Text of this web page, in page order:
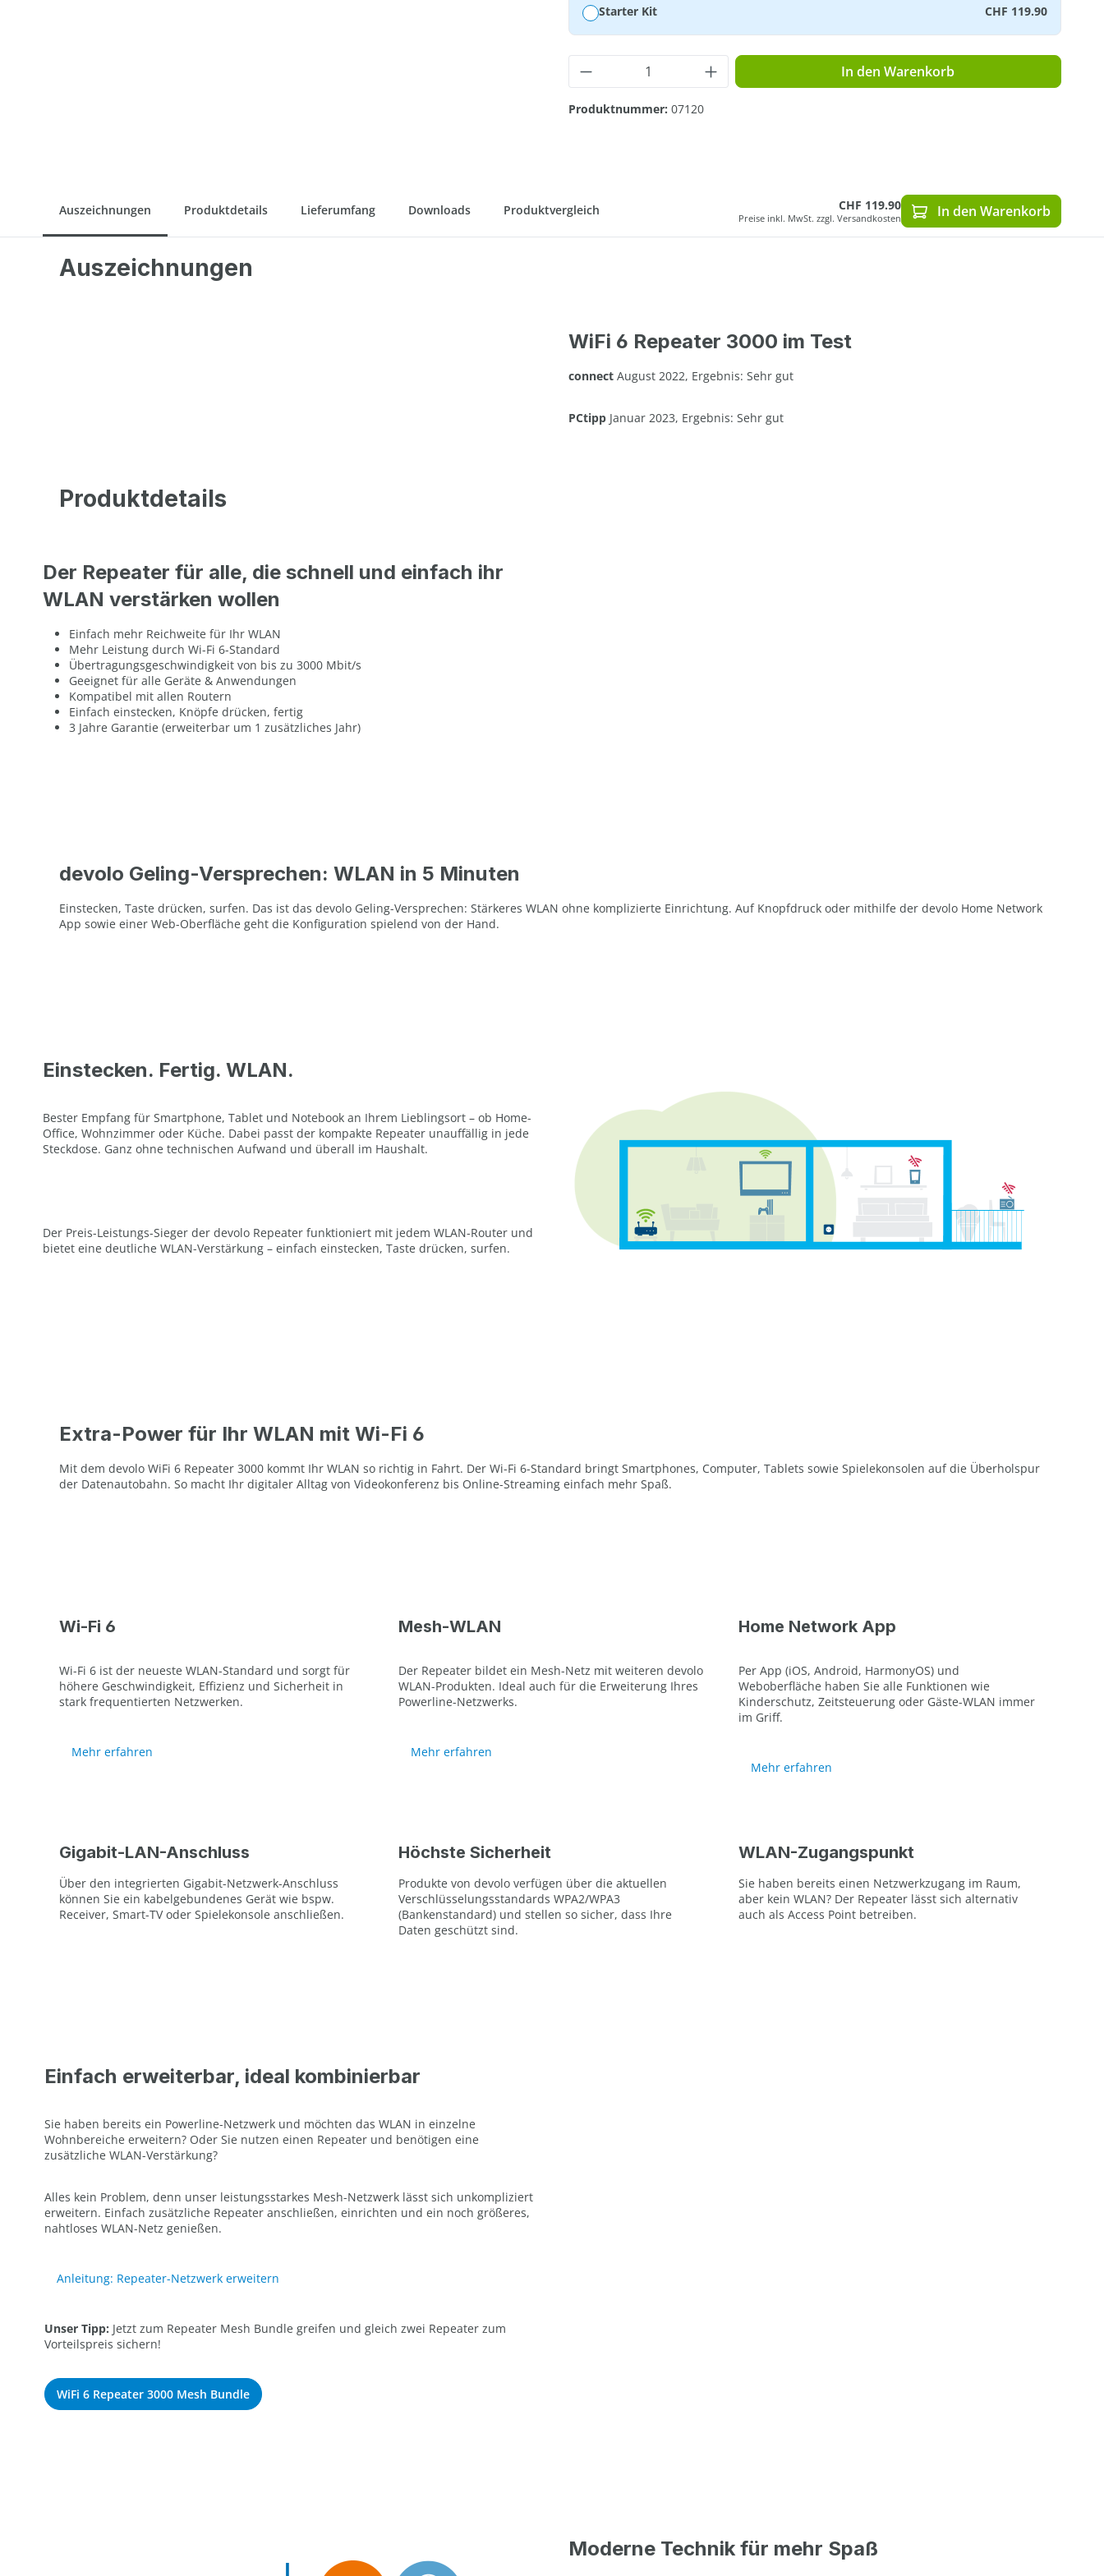
Starter Kit CHF 119.90
Produkt Anzahl: Gib den gewünschten Wert ein oder
In den Warenkorb
Produktnummer: 07120
Auszeichnungen Produktdetails Lieferumfang Downloads Produktvergleich CHF 119.90
Preise inkl. MwSt. zzgl. Versandkosten In den Warenkorb
Auszeichnungen
WiFi 6 Repeater 3000 im Test
connect August 2022, Ergebnis: Sehr gut
PCtipp Januar 2023, Ergebnis: Sehr gut
Produktdetails
Der Repeater für alle, die schnell und einfach ihr
WLAN verstärken wollen
Einfach mehr Reichweite für Ihr WLAN
Mehr Leistung durch Wi-Fi 6-Standard
Übertragungsgeschwindigkeit von bis zu 3000 Mbit/s
Geeignet für alle Geräte & Anwendungen
Kompatibel mit allen Routern
Einfach einstecken, Knöpfe drücken, fertig
3 Jahre Garantie (erweiterbar um 1 zusätzliches Jahr)
devolo Geling-Versprechen: WLAN in 5 Minuten
Einstecken, Taste drücken, surfen. Das ist das devolo Geling-Versprechen: Stärkeres WLAN ohne komplizierte Einrichtung. Auf Knopfdruck oder mithilfe der devolo Home Network
App sowie einer Web-Oberfläche geht die Konfiguration spielend von der Hand.
Einstecken. Fertig. WLAN.
Bester Empfang für Smartphone, Tablet und Notebook an Ihrem Lieblingsort – ob Home-
Office, Wohnzimmer oder Küche. Dabei passt der kompakte Repeater unauffällig in jede
Steckdose. Ganz ohne technischen Aufwand und überall im Haushalt.
Der Preis-Leistungs-Sieger der devolo Repeater funktioniert mit jedem WLAN-Router und
bietet eine deutliche WLAN-Verstärkung – einfach einstecken, Taste drücken, surfen.
Extra-Power für Ihr WLAN mit Wi-Fi 6
Mit dem devolo WiFi 6 Repeater 3000 kommt Ihr WLAN so richtig in Fahrt. Der Wi-Fi 6-Standard bringt Smartphones, Computer, Tablets sowie Spielekonsolen auf die Überholspur
der Datenautobahn. So macht Ihr digitaler Alltag von Videokonferenz bis Online-Streaming einfach mehr Spaß.
Wi-Fi 6
Wi-Fi 6 ist der neueste WLAN-Standard und sorgt für
höhere Geschwindigkeit, Effizienz und Sicherheit in
stark frequentierten Netzwerken.
Mehr erfahren
Mesh-WLAN
Der Repeater bildet ein Mesh-Netz mit weiteren devolo
WLAN-Produkten. Ideal auch für die Erweiterung Ihres
Powerline-Netzwerks.
Mehr erfahren
Home Network App
Per App (iOS, Android, HarmonyOS) und
Weboberfläche haben Sie alle Funktionen wie
Kinderschutz, Zeitsteuerung oder Gäste-WLAN immer
im Griff.
Mehr erfahren
Gigabit-LAN-Anschluss
Über den integrierten Gigabit-Netzwerk-Anschluss
können Sie ein kabelgebundenes Gerät wie bspw.
Receiver, Smart-TV oder Spielekonsole anschließen.
Höchste Sicherheit
Produkte von devolo verfügen über die aktuellen
Verschlüsselungsstandards WPA2/WPA3
(Bankenstandard) und stellen so sicher, dass Ihre
Daten geschützt sind.
WLAN-Zugangspunkt
Sie haben bereits einen Netzwerkzugang im Raum,
aber kein WLAN? Der Repeater lässt sich alternativ
auch als Access Point betreiben.
Einfach erweiterbar, ideal kombinierbar
Sie haben bereits ein Powerline-Netzwerk und möchten das WLAN in einzelne
Wohnbereiche erweitern? Oder Sie nutzen einen Repeater und benötigen eine
zusätzliche WLAN-Verstärkung?
Alles kein Problem, denn unser leistungsstarkes Mesh-Netzwerk lässt sich unkompliziert
erweitern. Einfach zusätzliche Repeater anschließen, einrichten und ein noch größeres,
nahtloses WLAN-Netz genießen.
Anleitung: Repeater-Netzwerk erweitern
Unser Tipp: Jetzt zum Repeater Mesh Bundle greifen und gleich zwei Repeater zum
Vorteilspreis sichern!
WiFi 6 Repeater 3000 Mesh Bundle
Moderne Technik für mehr Spaß